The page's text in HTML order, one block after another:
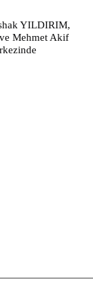
YILDIRIM,
Mehmet Akif